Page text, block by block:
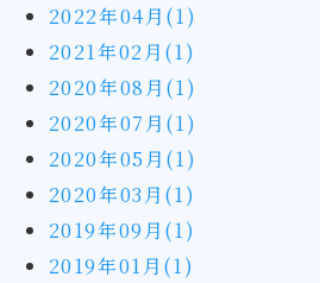
2022年04月(1)
2021年02月(1)
2020年08月(1)
2020年07月(1)
2020年05月(1)
2020年03月(1)
2019年09月(1)
2019年01月(1)